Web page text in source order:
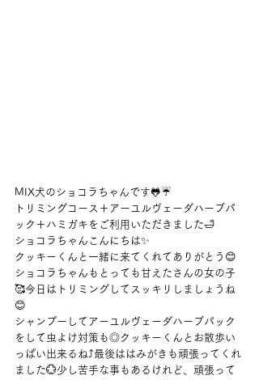
MIX犬のショコラちゃんです🐸☔
トリミングコース＋アーユルヴェーダハーブパ
ック＋ハミガキをご利用いただきました🛁
ショコラちゃんこんにちは✨
クッキーくんと一緒に来てくれてありがとう😊
ショコラちゃんもとっても甘えたさんの女の子
🥰今日はトリミングしてスッキリしましょうね
😊
シャンプーしてアーユルヴェーダハーブパック
をして虫よけ対策も◎クッキーくんとお散歩い
っぱい出来るね⤴最後ははみがきも頑張ってくれ
ました💮少し苦手な事もあるけれど、頑張って